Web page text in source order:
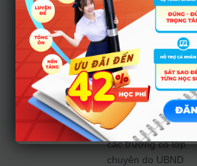
ngành/chương trình
đào tạo;
b. Đối tượng 2:
Thí sinh theo học
hệ chuyên thuộc
các trường THPT
chuyên các
tỉnh/thành phố hoặc
các trường có lớp
chuyên do UBND